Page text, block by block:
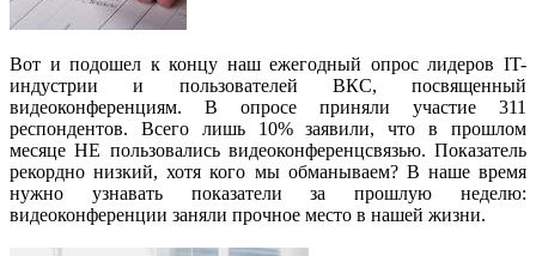
Вот и подошел к концу наш ежегодный опрос лидеров IT-
индустрии и пользователей ВКС, посвященный
видеоконференциям. В опросе приняли участие 311
респондентов. Всего лишь 10% заявили, что в прошлом
месяце НЕ пользовались видеоконференцсвязью. Показатель
рекордно низкий, хотя кого мы обманываем? В наше время
нужно узнавать показатели за прошлую неделю:
видеоконференции заняли прочное место в нашей жизни.